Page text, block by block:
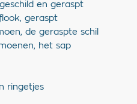
geschild en geraspt
, geraspt
, de geraspte schil
, het sap
ringetjes